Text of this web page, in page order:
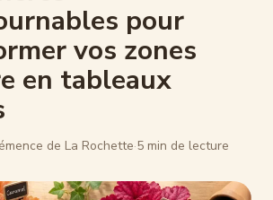
pour
vos zones
en tableaux
de La Rochette·5 min de lecture